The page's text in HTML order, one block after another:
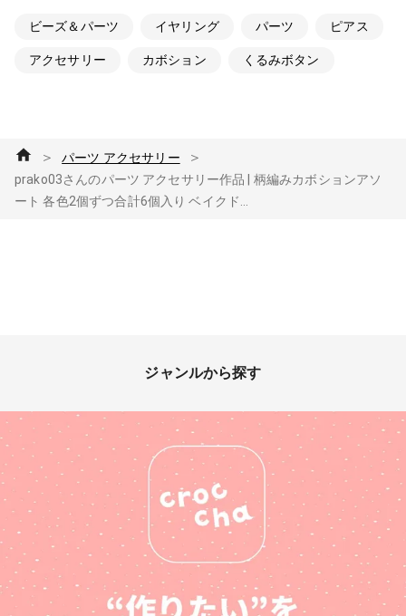
ビーズ＆パーツ イヤリング パーツ ピアス
アクセサリー カボション くるみボタン
＞ パーツ アクセサリー ＞
prako03さんのパーツ アクセサリー作品 | 柄編みカボションアソ
ート 各色2個ずつ合計6個入り ベイクド...
ジャンルから探す